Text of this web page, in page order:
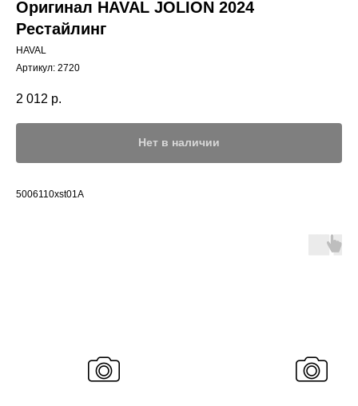
Оригинал HAVAL JOLION 2024
Рестайлинг
HAVAL
Артикул: 2720
2 012 р.
Нет в наличии
5006110xst01A